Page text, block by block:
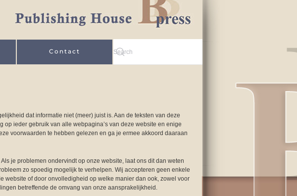
Contact
dat informatie niet (meer) juist is. Aan de teksten van deze
ieder gebruik van alle webpagina’s van deze website en enige
voorwaarden te hebben gelezen en ga je ermee akkoord daaraan
je problemen ondervindt op onze website, laat ons dit dan weten
zo spoedig mogelijk te verhelpen. Wij accepteren geen enkele
website of door onvolledigheid op welke manier dan ook, zowel voor
betreffende de omvang van onze aansprakelijkheid.